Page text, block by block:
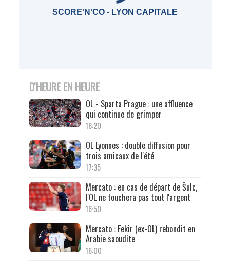
SCORE'N'CO - LYON CAPITALE
D'HEURE EN HEURE
OL - Sparta Prague : une affluence
qui continue de grimper
18:20
OL Lyonnes : double diffusion pour
trois amicaux de l'été
17:35
Mercato : en cas de départ de Šulc,
l'OL ne touchera pas tout l'argent
16:50
Mercato : Fekir (ex-OL) rebondit en
Arabie saoudite
16:00